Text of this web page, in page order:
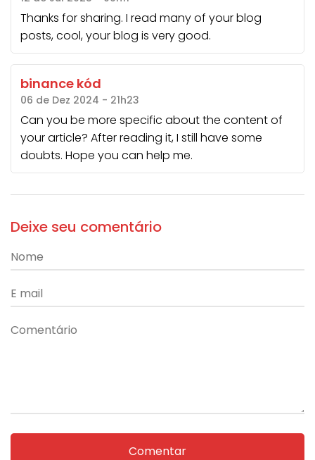
Thanks for sharing. I read many of your blog
posts, cool, your blog is very good.
binance kód
06 de Dez 2024 - 21h23
Can you be more specific about the content of
your article? After reading it, I still have some
doubts. Hope you can help me.
Deixe seu comentário
Comentar